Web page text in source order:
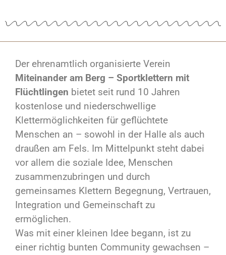
Der ehrenamtlich organisierte Verein
Miteinander am Berg – Sportklettern mit
Flüchtlingen bietet seit rund 10 Jahren
kostenlose und niederschwellige
Klettermöglichkeiten für geflüchtete
Menschen an – sowohl in der Halle als auch
draußen am Fels. Im Mittelpunkt steht dabei
vor allem die soziale Idee, Menschen
zusammenzubringen und durch
gemeinsames Klettern Begegnung, Vertrauen,
Integration und Gemeinschaft zu
ermöglichen.
Was mit einer kleinen Idee begann, ist zu
einer richtig bunten Community gewachsen –